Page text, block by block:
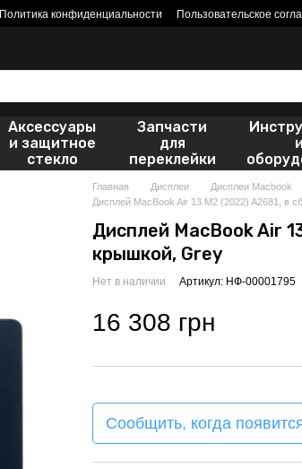
Политика конфиденциальности Пользовательское
Аксессуары
и защитное
стекло
Запчасти
для
переклейки
и
Главная Дисплеи Дисплеи Macbook
Дисплей MacBook Air 13 M2 (2022) A2681, в
Дисплей MacBook Air
крышкой, Grey
Нет в наличии Артикул: НФ-00001795
16 308 грн
Сообщить, когда